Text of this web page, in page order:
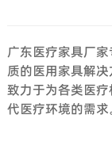
广东医疗家具厂
质的医用家具解
致力于为各类医
代医疗环境的需求